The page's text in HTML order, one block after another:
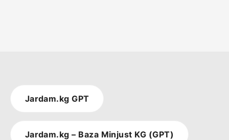
Jardam.kg GPT
Jardam.kg – Baza Minjust KG (GPT)